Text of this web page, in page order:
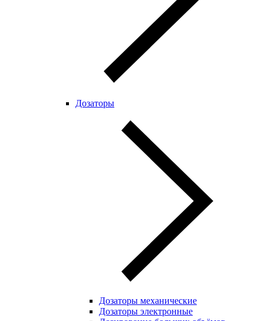
Дозаторы
Дозаторы механические
Дозаторы электронные